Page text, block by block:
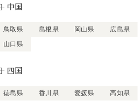
中国
鳥取県 島根県 岡山県
広島県
山口県
四国
徳島県 香川県 愛媛県 高知県